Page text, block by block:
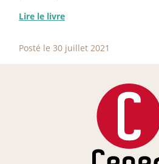
Lire le livre
Posté le 30 juillet 2021